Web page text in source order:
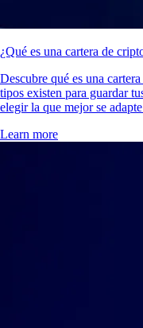
¿Qué es una cartera de
Descubre qué es una
tipos existen para guardar
elegir la que mejor se
Learn more